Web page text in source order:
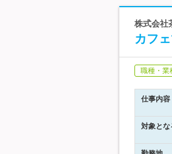
株式会社
カフ
職種・業
仕事内容
対象とな